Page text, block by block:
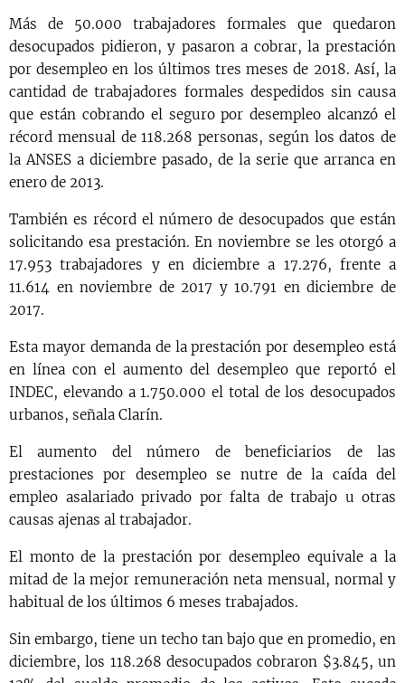
Más de 50.000 trabajadores formales que quedaron
desocupados pidieron, y pasaron a cobrar, la prestación
por desempleo en los últimos tres meses de 2018. Así, la
cantidad de trabajadores formales despedidos sin causa
que están cobrando el seguro por desempleo alcanzó el
récord mensual de 118.268 personas, según los datos de
la ANSES a diciembre pasado, de la serie que arranca en
enero de 2013.
También es récord el número de desocupados que están
solicitando esa prestación. En noviembre se les otorgó a
17.953 trabajadores y en diciembre a 17.276, frente a
11.614 en noviembre de 2017 y 10.791 en diciembre de
2017.
Esta mayor demanda de la prestación por desempleo está
en línea con el aumento del desempleo que reportó el
INDEC, elevando a 1.750.000 el total de los desocupados
urbanos, señala Clarín.
El aumento del número de beneficiarios de las
prestaciones por desempleo se nutre de la caída del
empleo asalariado privado por falta de trabajo u otras
causas ajenas al trabajador.
El monto de la prestación por desempleo equivale a la
mitad de la mejor remuneración neta mensual, normal y
habitual de los últimos 6 meses trabajados.
Sin embargo, tiene un techo tan bajo que en promedio, en
diciembre, los 118.268 desocupados cobraron $3.845, un